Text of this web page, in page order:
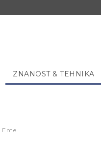
ZNANOST & TEHNIKA